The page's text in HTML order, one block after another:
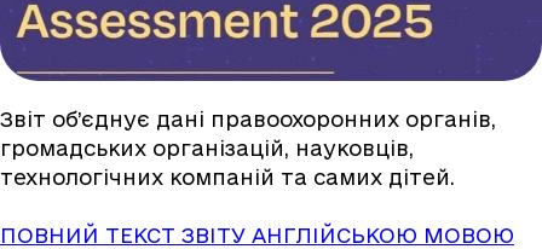
Звіт об’єднує дані правоохоронних органів,
громадських організацій, науковців,
технологічних компаній та самих дітей.
ПОВНИЙ ТЕКСТ ЗВІТУ АНГЛІЙСЬКОЮ МОВОЮ